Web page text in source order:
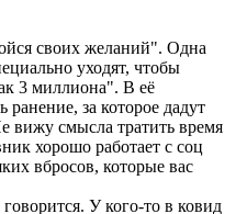
своих желаний". Одна
уходят, чтобы
3 миллиона". В её
за которое дадут
смысла тратить время
хорошо работает с соц
вбросов, которые вас
У кого-то в ковид